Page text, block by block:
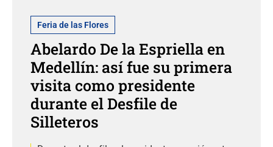
Feria de las Flores
Abelardo De la Espriella en
Medellín: así fue su primera
visita como presidente
durante el Desfile de
Silleteros